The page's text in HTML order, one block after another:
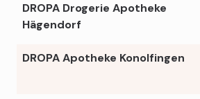
DROPA Drogerie Apotheke
Hägendorf
DROPA Apotheke Konolfingen